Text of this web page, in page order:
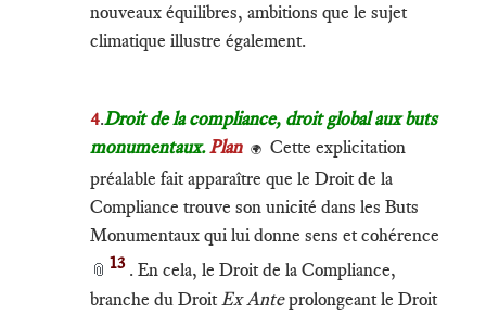
nouveaux équilibres, ambitions que le sujet
climatique illustre également.
4.Droit de la compliance, droit global aux buts
monumentaux.Plan 🌍
Cette explicitation
préalable fait apparaître que le Droit de la
Compliance trouve son unicité dans les Buts
Monumentaux qui lui donne sens et cohérence
📎 13 . En cela, le Droit de la Compliance,
branche du Droit Ex Anteprolongeant le Droit